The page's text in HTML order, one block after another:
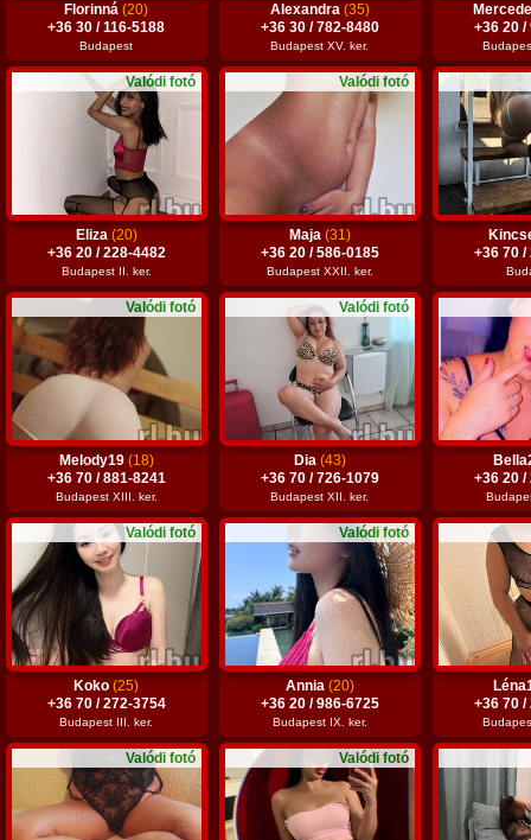
Florinná(20)
+36 30 / 116-5188
Budapest
Alexandra (35)
+36 30 / 782-8480
Budapest XV. ker.
+36 20 /
Valódi fotó
Eliza (20)
+36 20 / 228-4482
Budapest II. ker.
Valódi fotó
Maja (31)
+36 20 / 586-0185
Budapest XXII. ker.
+36 70 /
Valódi fotó
Melody19 (18)
+36 70 / 881-8241
Budapest XIII. ker.
Valódi fotó
Dia (43)
+36 70 / 726-1079
Budapest XII. ker.
+36 20 /
Valódi fotó
Koko(25)
+36 70 / 272-3754
Budapest III. ker.
Valódi fotó
Annia (20)
+36 20 / 986-6725
Budapest IX. ker.
+36 70 /
Valódi fotó Valódi fotó